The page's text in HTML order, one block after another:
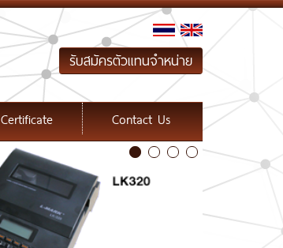
รับสมัครตัวแทนจำหน่าย
Certificate Contact Us